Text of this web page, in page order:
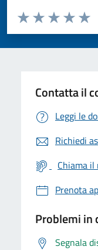
Valuta da 1 a 5 stelle la
Valuta 4
Valuta 3
Valuta 2 stelle
Valuta 1 stelle su 5
Contatta il
Leggi le
Richiedi
Chiama
Prenota
Problemi in
Segnala